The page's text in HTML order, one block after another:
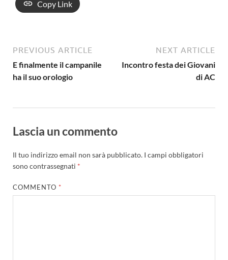
Copy Link
PREVIOUS ARTICLE
E finalmente il campanile
ha il suo orologio
NEXT ARTICLE
Incontro festa dei Giovani
di AC
Lascia un commento
Il tuo indirizzo email non sarà pubblicato. I campi obbligatori
sono contrassegnati *
COMMENTO *